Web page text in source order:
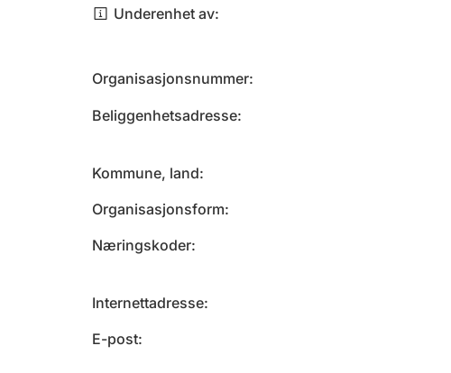
Underenhet av
Organisasjonsnummer
Beliggenhetsadresse
Kommune, land
Organisasjonsform
Næringskoder
Internettadresse
E-post